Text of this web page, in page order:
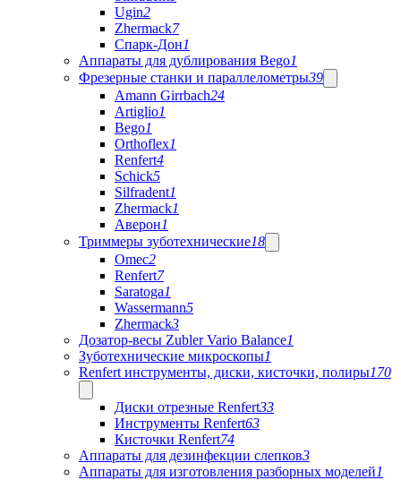
Ugin2
Zhermack7
Спарк-Дон1
Аппараты для дублирования Bego1
Фрезерные станки и параллелометры39
Amann Girrbach24
Artiglio1
Bego1
Orthoflex1
Renfert4
Schick5
Silfradent1
Zhermack1
Аверон1
Триммеры зуботехнические18
Omec2
Renfert7
Saratoga1
Wassermann5
Zhermack3
Дозатор-весы Zubler Vario Balance1
Зуботехнические микроскопы1
Renfert инструменты, диски, кисточки, полиры170
Диски отрезные Renfert33
Инструменты Renfert63
Кисточки Renfert74
Аппараты для дезинфекции слепков3
Аппараты для изготовления разборных моделей1